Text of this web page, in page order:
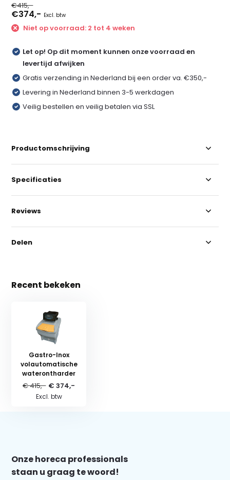
€415,-
€374,- Excl. btw
Niet op voorraad: 2 tot 4 weken
Let op! Op dit moment kunnen onze voorraad en
levertijd afwijken
Gratis verzending in Nederland bij een order va. €350,-
Levering in Nederland binnen 3-5 werkdagen
Veilig bestellen en veilig betalen via SSL
Productomschrijving
Specificaties
Reviews
Delen
Recent bekeken
Gastro-Inox
volautomatische
waterontharder
€ 415,- € 374,-
Excl. btw
Onze horeca professionals
staan u graag te woord!